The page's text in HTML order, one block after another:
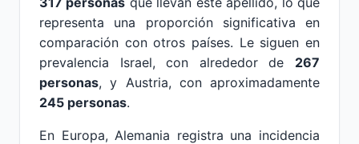
representa una proporción significativa en
comparación con otros países. Le siguen en
prevalencia Israel, con alrededor de 267
personas, y Austria, con aproximadamente
245 personas.
En Europa, Alemania registra una incidencia